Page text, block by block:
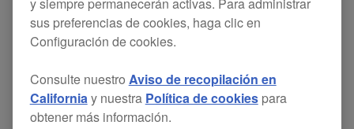
DJM-A9
Verificación
finalizada
-
finalizada
DJM-S9
Verificación
y siempre permanecerán activas. Para administrar
sus preferencias de cookies, haga clic en
Configuración de cookies.
Consulte nuestro Aviso de recopilación en
Californiay nuestra Política de cookiespara
obtener más información.